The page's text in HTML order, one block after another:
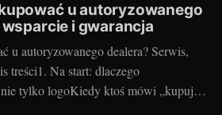
u autoryzowanego
i gwarancja
u autoryzowanego dealera? Serwis,
treści1. Na start: dlaczego
tylko logoKiedy ktoś mówi „kupuj u
to nie jest snobizm, tylko praktyka. W